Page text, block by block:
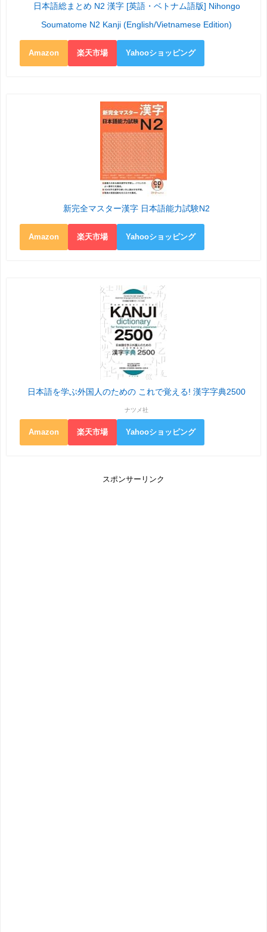
日本語総まとめ N2 漢字 [英語・ベトナム語版] Nihongo
Soumatome N2 Kanji (English/Vietnamese Edition)
Amazon 楽天市場 Yahooショッピング
新完全マスター漢字 日本語能力試験N2
Amazon 楽天市場 Yahooショッピング
日本語を学ぶ外国人のための これで覚える! 漢字字典2500
ナツメ社
Amazon 楽天市場 Yahooショッピング
スポンサーリンク